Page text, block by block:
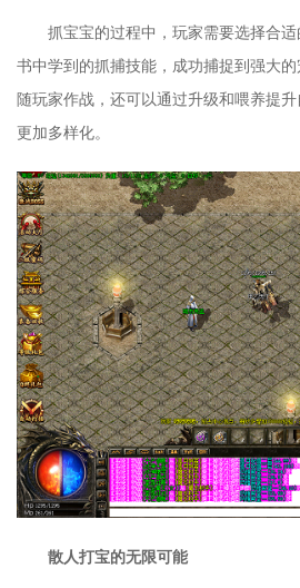
抓宝宝的过程中，玩家需要选择合
书中学到的抓捕技能，成功捕捉到强大
随玩家作战，还可以通过升级和喂养提
更加多样化。
散人打宝的无限可能